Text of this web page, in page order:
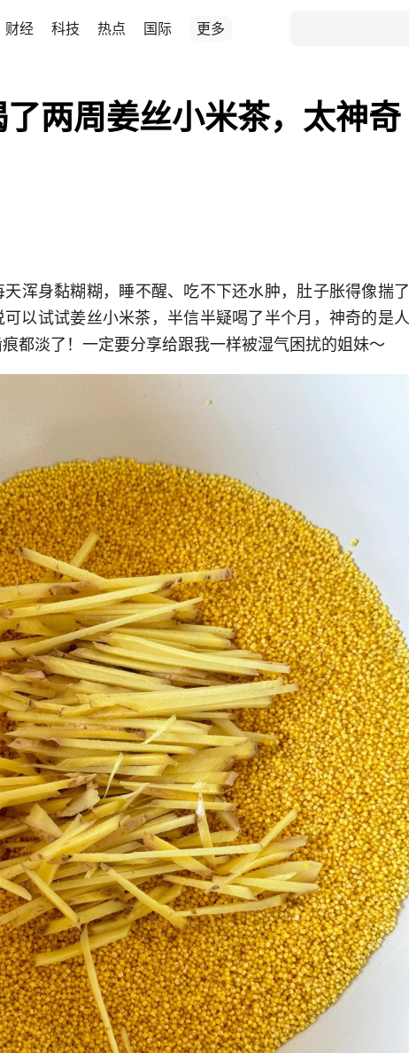
财经 科技 热点 国际 更多
两周姜丝小米茶，太神奇
浑身黏糊糊，睡不醒、吃不下还水肿，肚子胀得像揣了
以试试姜丝小米茶，半信半疑喝了半个月，神奇的是人
都淡了！一定要分享给跟我一样被湿气困扰的姐妹～